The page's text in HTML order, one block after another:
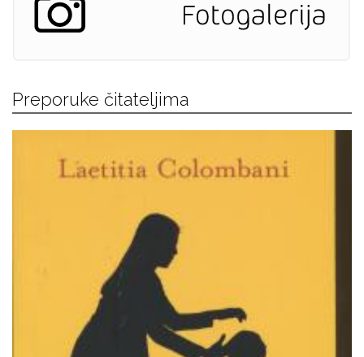
Preporuke čitateljima